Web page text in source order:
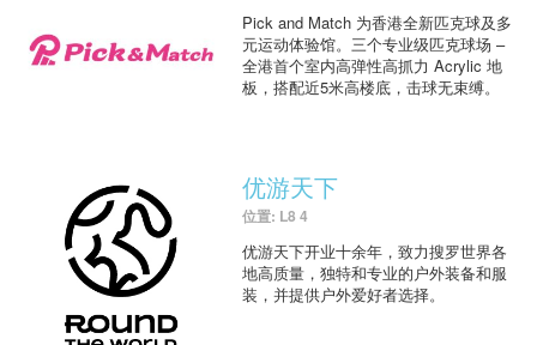
Pick and Match 为香港全新匹克球及多
元运动体验馆。三个专业级匹克球场 –
全港首个室内高弹性高抓力 Acrylic 地
板，搭配近5米高楼底，击球无束缚。
优游天下
位置: L8 4
优游天下开业十余年，致力搜罗世界各
地高质量，独特和专业的户外装备和服
装，并提供户外爱好者选择。